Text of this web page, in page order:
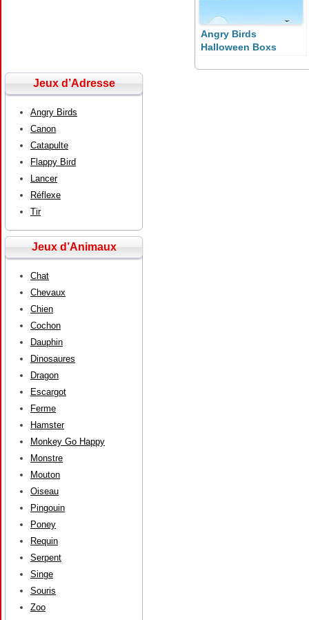
Angry Birds
Halloween Boxs
Jeux d’Adresse
Angry Birds
Canon
Catapulte
Flappy Bird
Lancer
Réflexe
Tir
Jeux d’Animaux
Chat
Chevaux
Chien
Cochon
Dauphin
Dinosaures
Dragon
Escargot
Ferme
Hamster
Monkey Go Happy
Monstre
Mouton
Oiseau
Pingouin
Poney
Requin
Serpent
Singe
Souris
Zoo